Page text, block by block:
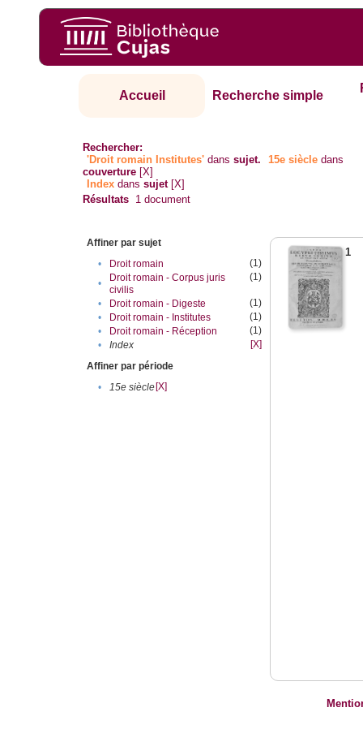
Accueil Recherche simple
Rechercher:
'Droit romain Institutes' danssujet. 15e siècle dans
couverture [X]
Index danssujet [X]
Résultats 1 document
Affiner par sujet
•
Droit romain
(1)
•
Droit romain - Corpus juris
civilis
(1)
• Droit romain - Digeste
(1)
•
Droit romain - Institutes
(1)
•
Droit romain - Réception
(1)
•
Index
[X]
Affiner par période
•
15e siècle[X]
1